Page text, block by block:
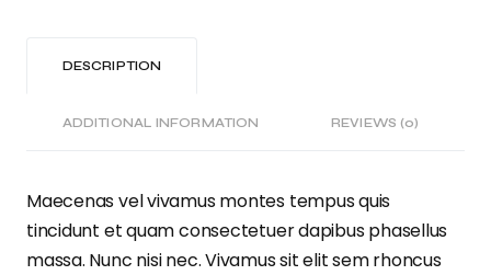
DESCRIPTION
ADDITIONAL INFORMATION REVIEWS (0)
Maecenas vel vivamus montes tempus quis
tincidunt et quam consectetuer dapibus phasellus
massa. Nunc nisi nec. Vivamus sit elit sem rhoncus